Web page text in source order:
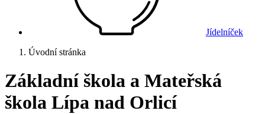
Jídelníček
Úvodní stránka
Základní škola a Mateřská
škola Lípa nad Orlicí